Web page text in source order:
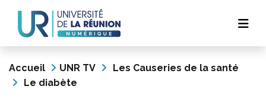
contenu
principal
Navigation
principale
Accueil UNR TV
Les Causeries de la santé
Le diabète